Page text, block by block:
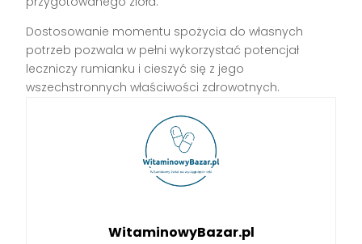
Dostosowanie momentu spożycia do własnych
potrzeb pozwala w pełni wykorzystać potencjał
leczniczy rumianku i cieszyć się z jego
wszechstronnych właściwości zdrowotnych.
WitaminowyBazar.pl